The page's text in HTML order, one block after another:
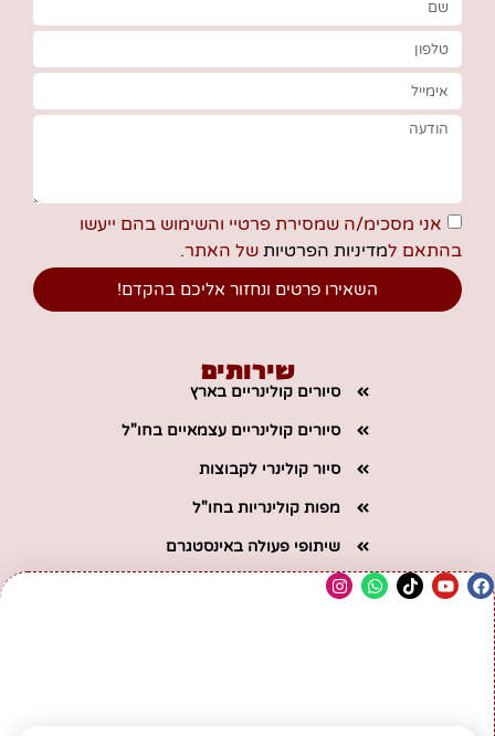
אני מסכימ/ה שמסירת פרטיי והשימוש בהם ייעשו
בהתאם למדיניות הפרטיות של האתר.
השאירו פרטים ונחזור אליכם בהקדם!
שירותים
סיורים קולינריים בארץ
סיורים קולינריים עצמאיים בחו"ל
סיור קולינרי לקבוצות
מפות קולינריות בחו"ל
שיתופי פעולה באינסטגרם